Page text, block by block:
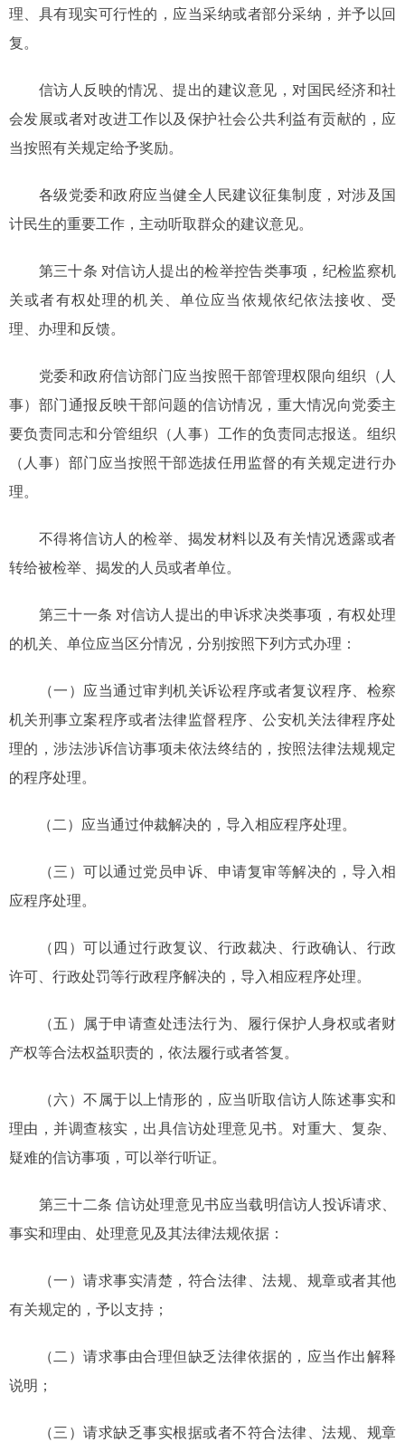
理、具有现实可行性的，应当采纳或者部分采纳，并予以回
复。
信访人反映的情况、提出的建议意见，对国民经济和社
会发展或者对改进工作以及保护社会公共利益有贡献的，应
当按照有关规定给予奖励。
各级党委和政府应当健全人民建议征集制度，对涉及国
计民生的重要工作，主动听取群众的建议意见。
第三十条 对信访人提出的检举控告类事项，纪检监察机
关或者有权处理的机关、单位应当依规依纪依法接收、受
理、办理和反馈。
党委和政府信访部门应当按照干部管理权限向组织（人
事）部门通报反映干部问题的信访情况，重大情况向党委主
要负责同志和分管组织（人事）工作的负责同志报送。组织
（人事）部门应当按照干部选拔任用监督的有关规定进行办
理。
不得将信访人的检举、揭发材料以及有关情况透露或者
转给被检举、揭发的人员或者单位。
第三十一条 对信访人提出的申诉求决类事项，有权处理
的机关、单位应当区分情况，分别按照下列方式办理：
（一）应当通过审判机关诉讼程序或者复议程序、检察
机关刑事立案程序或者法律监督程序、公安机关法律程序处
理的，涉法涉诉信访事项未依法终结的，按照法律法规规定
的程序处理。
（二）应当通过仲裁解决的，导入相应程序处理。
（三）可以通过党员申诉、申请复审等解决的，导入相
应程序处理。
（四）可以通过行政复议、行政裁决、行政确认、行政
许可、行政处罚等行政程序解决的，导入相应程序处理。
（五）属于申请查处违法行为、履行保护人身权或者财
产权等合法权益职责的，依法履行或者答复。
（六）不属于以上情形的，应当听取信访人陈述事实和
理由，并调查核实，出具信访处理意见书。对重大、复杂、
疑难的信访事项，可以举行听证。
第三十二条 信访处理意见书应当载明信访人投诉请求、
事实和理由、处理意见及其法律法规依据：
（一）请求事实清楚，符合法律、法规、规章或者其他
有关规定的，予以支持；
（二）请求事由合理但缺乏法律依据的，应当作出解释
说明；
（三）请求缺乏事实根据或者不符合法律、法规、规章